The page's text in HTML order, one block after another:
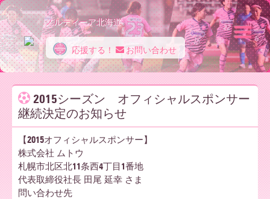
ノ
ル
デ
ノルディーア北海道
応援する！ お問い合わせ
2015シーズン オフィシャルスポンサー
継続決定のお知らせ
【2015オフィシャルスポンサー】
株式会社 ムトウ
札幌市北区北11条西4丁目1番地
代表取締役社長 田尾 延幸 さま
問い合わせ先